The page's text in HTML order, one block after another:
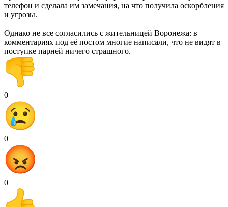
телефон и сделала им замечания, на что получила оскорбления
и угрозы.
Однако не все согласились с жительницей Воронежа: в
комментариях под её постом многие написали, что не видят в
поступке парней ничего страшного.
0
0
0